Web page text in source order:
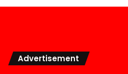
Advertisement